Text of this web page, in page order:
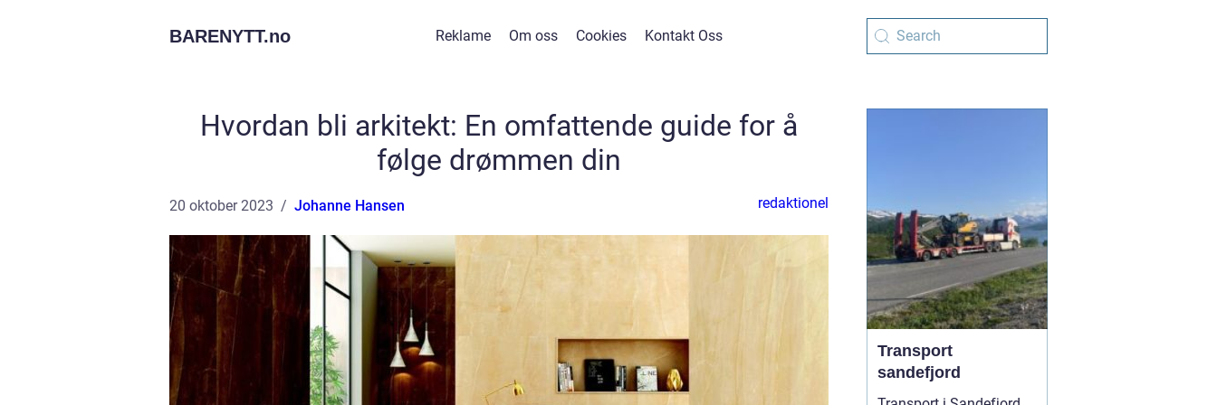
BARENYTT.no Reklame Om oss Cookies Kontakt Oss
Hvordan bli arkitekt: En omfattende guide for å
følge drømmen din
20 oktober 2023 Johanne Hansen redaktionel
Transport
sandefjord